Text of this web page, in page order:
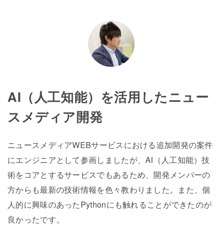
AI（人工知能）を活用したニュー
スメディア開発
ニュースメディアWEBサービスにおける追加開発の案件
にエンジニアとして参画しましたが、AI（人工知能）技
術をコアとするサービスでもあるため、開発メンバーの
方からも最新の技術情報を色々教わりました。また、個
人的に興味のあったPythonにも触れることができたのが
良かったです。